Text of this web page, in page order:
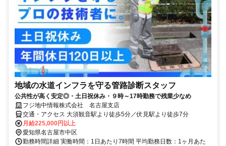
地域の水道インフラを守る管路診断スタッフ
公共性が高く安定◎・土日祝休み・９時～17時勤務で残業少なめ
フジ地中情報株式会社 名古屋支店
交通・アクセス 大須観音駅より徒歩5分／伏見駅より徒歩7分
月給225,000円以上
愛知県名古屋市中区
勤務時間詳細 実働時間：1日あたり7時間 平均勤務日数：1ヶ月あた